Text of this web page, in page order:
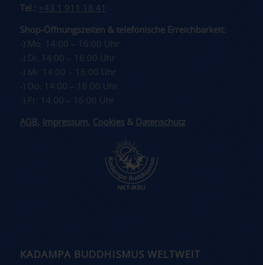
Tel.: +43 1 911 18 41
Shop-Öffnungszeiten & telefonische Erreichbarkeit:
-) Mo: 14:00 – 16:00 Uhr
-) Di: 14:00 – 16:00 Uhr
-) Mi: 14:00 – 16:00 Uhr
-) Do: 14:00 – 16:00 Uhr
-) Fr: 14:00 – 16:00 Uhr
AGB , Impressum, Cookies& Datenschutz
KADAMPA BUDDHISMUS WELTWEIT